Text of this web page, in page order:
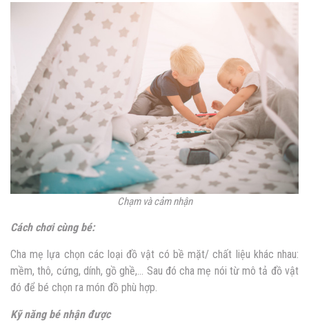
Chạm và cảm nhận
Cách chơi cùng bé:
Cha mẹ lựa chọn các loại đồ vật có bề mặt/ chất liệu khác nhau:
mềm, thô, cứng, dính, gồ ghề,… Sau đó cha mẹ nói từ mô tả đồ vật
đó để bé chọn ra món đồ phù hợp.
Kỹ năng bé nhận được